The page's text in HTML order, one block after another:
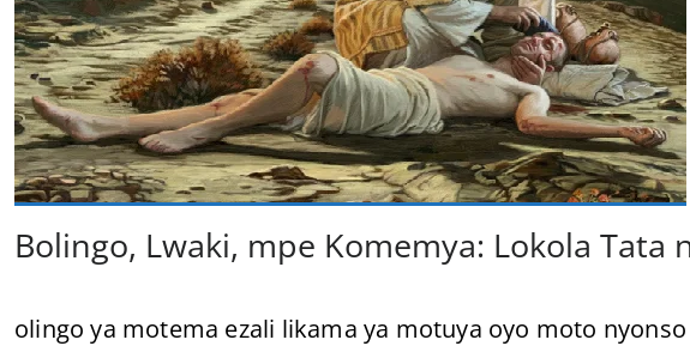
Bolingo, Lwaki, mpe Komemya: Lokola Tata
olingo ya motema ezali likama ya motuya oyo moto